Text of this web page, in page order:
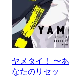
ヤメタイ！ 〜あ
なたのリセッ